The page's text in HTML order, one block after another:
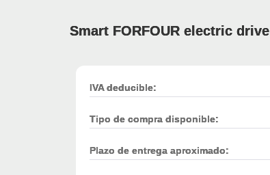
Smart FORFOUR electric drive
IVA deducible:
Tipo de compra disponible:
Plazo de entrega aproximado: